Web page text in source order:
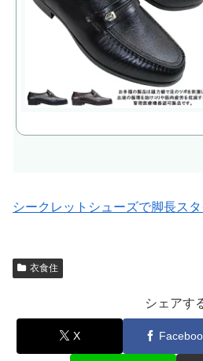
シークレットシューズで脚長ス
衣食住
シェアす
X